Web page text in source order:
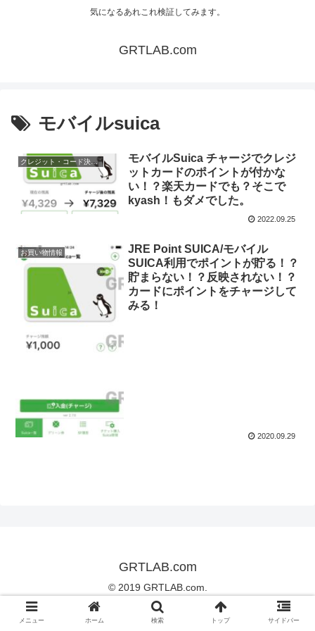
気になるあれこれ検証してみます。
GRTLAB.com
モバイルsuica
クレジット・コード決済・各種決済
モバイルSuica チャージでクレジ
ットカードのポイントが付かな
い！？楽天カードでも？そこで
kyash！もダメでした。
2022.09.25
お買い物情報
JRE Point SUICA/モバイル
SUICA利用でポイントが貯る！？
貯まらない！？反映されない！？
カードにポイントをチャージして
みる！
2020.09.29
GRTLAB.com
© 2019 GRTLAB.com.
メニュー ホーム 検索 トップ サイドバー